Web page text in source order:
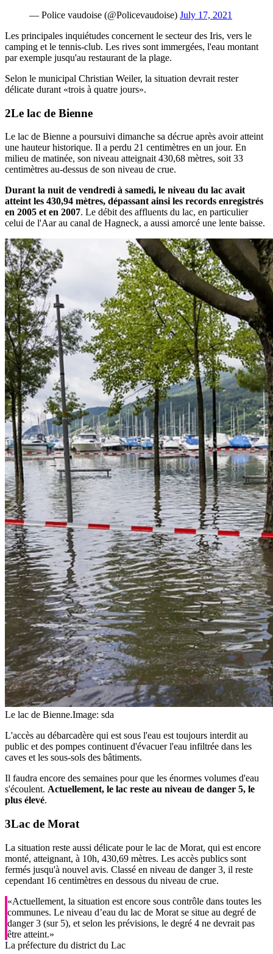
— Police vaudoise (@Policevaudoise) July 17, 2021
Les principales inquiétudes concernent le secteur des Iris, vers le
camping et le tennis-club. Les rives sont immergées, l'eau montant
par exemple jusqu'au restaurant de la plage.
Selon le municipal Christian Weiler, la situation devrait rester
délicate durant «trois à quatre jours».
Le lac de Bienne
Le lac de Bienne a poursuivi dimanche sa décrue après avoir atteint
une hauteur historique. Il a perdu 21 centimètres en un jour. En
milieu de matinée, son niveau atteignait 430,68 mètres, soit 33
centimètres au-dessus de son niveau de crue.
Durant la nuit de vendredi à samedi, le niveau du lac avait
atteint les 430,94 mètres, dépassant ainsi les records enregistrés
en 2005 et en 2007. Le débit des affluents du lac, en particulier
celui de l'Aar au canal de Hagneck, a aussi amorcé une lente baisse.
Le lac de Bienne.Image: sda
L'accès au débarcadère qui est sous l'eau est toujours interdit au
public et des pompes continuent d'évacuer l'eau infiltrée dans les
caves et les sous-sols des bâtiments.
Il faudra encore des semaines pour que les énormes volumes d'eau
s'écoulent. Actuellement, le lac reste au niveau de danger 5, le
plus élevé.
Lac de Morat
La situation reste aussi délicate pour le lac de Morat, qui est encore
monté, atteignant, à 10h, 430,69 mètres. Les accès publics sont
fermés jusqu'à nouvel avis. Classé en niveau de danger 3, il reste
cependant 16 centimètres en dessous du niveau de crue.
«Actuellement, la situation est encore sous contrôle dans toutes les
communes. Le niveau d’eau du lac de Morat se situe au degré de
danger 3 (sur 5), et selon les prévisions, le degré 4 ne devrait pas
être atteint.»
La préfecture du district du Lac